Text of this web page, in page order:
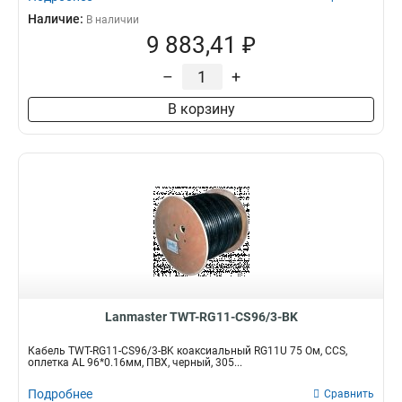
Наличие: В наличии
9 883,41 ₽
– +
В корзину
Lanmaster TWT-RG11-CS96/3-BK
Кабель TWT-RG11-CS96/3-BK коаксиальный RG11U 75 Ом, CCS,
оплетка AL 96*0.16мм, ПВХ, черный, 305...
Подробнее Сравнить